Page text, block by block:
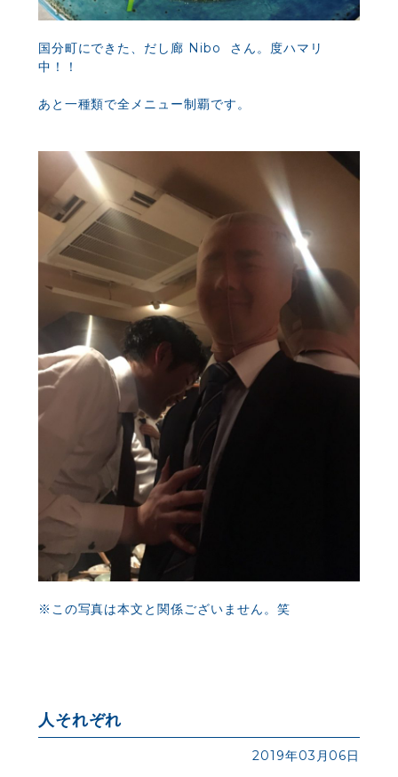
国分町にできた、だし廊 Nibo さん。度ハマリ
中！！
あと一種類で全メニュー制覇です。
※この写真は本文と関係ございません。笑
人それぞれ
2019年03月06日